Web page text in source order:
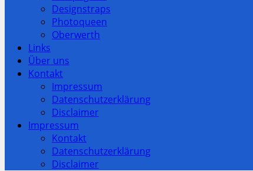
Designstraps
Photoqueen
Oberwerth
Links
Über uns
Kontakt
Impressum
Datenschutzerklärung
Disclaimer
Impressum
Kontakt
Datenschutzerklärung
Disclaimer